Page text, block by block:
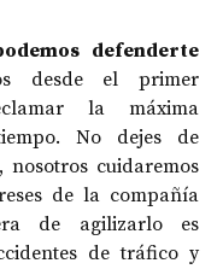
defenderte
desde el primer
la máxima
No dejes de
cuidaremos
de la compañía
de agilizarlo es
de tráfico y